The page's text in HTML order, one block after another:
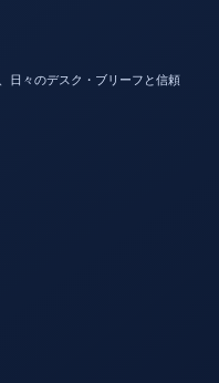
日々のデスク・ブリーフと信頼